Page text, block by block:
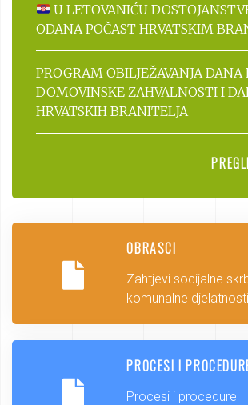
U LETOVANIĆU
ODANA POČAST HRVATSKIM
PROGRAM OBILJEŽAVANJA DANA
DOMOVINSKE ZAHVALNOSTI I
HRVATSKIH BRANITELJA
OBRASCI
Zahtjevi socijalne
komunalne djelatnosti
PROCESI I
Procesi i procedure